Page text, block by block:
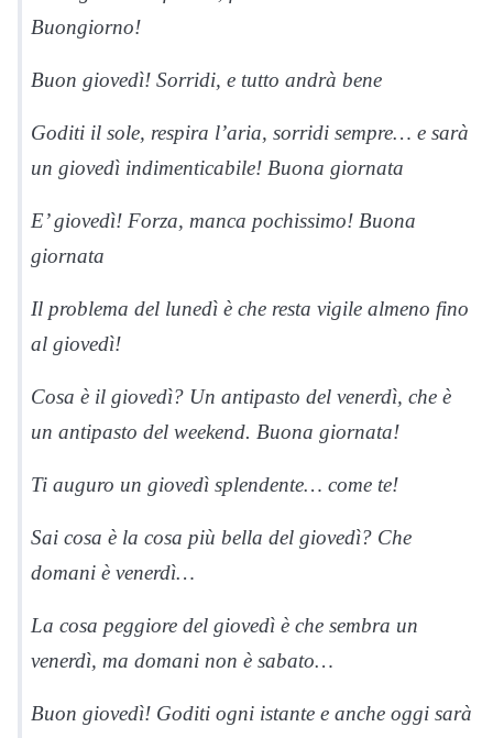
Buongiorno!
Buon giovedì! Sorridi, e tutto andrà bene
Goditi il sole, respira l’aria, sorridi sempre… e sarà
un giovedì indimenticabile! Buona giornata
E’ giovedì! Forza, manca pochissimo! Buona
giornata
Il problema del lunedì è che resta vigile almeno fino
al giovedì!
Cosa è il giovedì? Un antipasto del venerdì, che è
un antipasto del weekend. Buona giornata!
Ti auguro un giovedì splendente… come te!
Sai cosa è la cosa più bella del giovedì? Che
domani è venerdì…
La cosa peggiore del giovedì è che sembra un
venerdì, ma domani non è sabato…
Buon giovedì! Goditi ogni istante e anche oggi sarà